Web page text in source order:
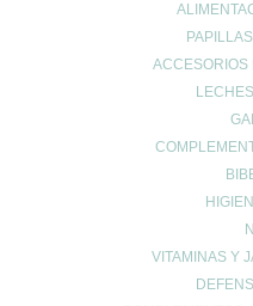
ACCESORIOS
VITAMINAS Y
¿Tienes el ácido úrico alto?
Creatina: El secreto para